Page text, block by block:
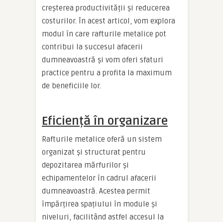
creșterea productivității și reducerea
costurilor. În acest articol, vom explora
modul în care rafturile metalice pot
contribui la succesul afacerii
dumneavoastră și vom oferi sfaturi
practice pentru a profita la maximum
de beneficiile lor.
Eficiență în organizare
Rafturile metalice oferă un sistem
organizat și structurat pentru
depozitarea mărfurilor și
echipamentelor în cadrul afacerii
dumneavoastră. Acestea permit
împărțirea spațiului în module și
niveluri, facilitând astfel accesul la